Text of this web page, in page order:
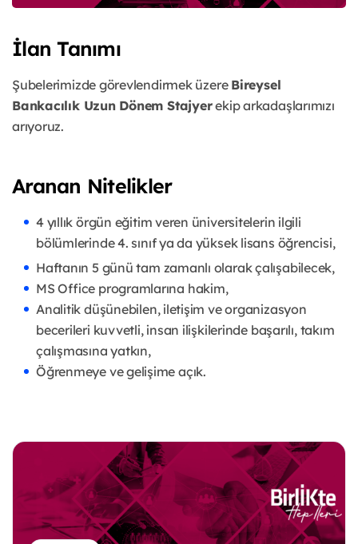
İlan Tanımı
Şubelerimizde görevlendirmek üzere Bireysel
Bankacılık Uzun Dönem Stajyerekip arkadaşlarımızı
arıyoruz.
Aranan Nitelikler
4 yıllık örgün eğitim veren üniversitelerin ilgili
bölümlerinde 4. sınıf ya da yüksek lisans öğrencisi,
Haftanın 5 günü tam zamanlı olarak çalışabilecek,
MS Office programlarına hakim,
Analitik düşünebilen, iletişim ve organizasyon
becerileri kuvvetli, insan ilişkilerinde başarılı, takım
çalışmasına yatkın,
Öğrenmeye ve gelişime açık.